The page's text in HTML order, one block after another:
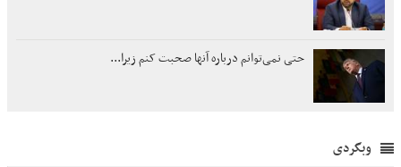
حتی نمی‌توانم درباره آنها صحبت کنم زیرا...
وبگردی